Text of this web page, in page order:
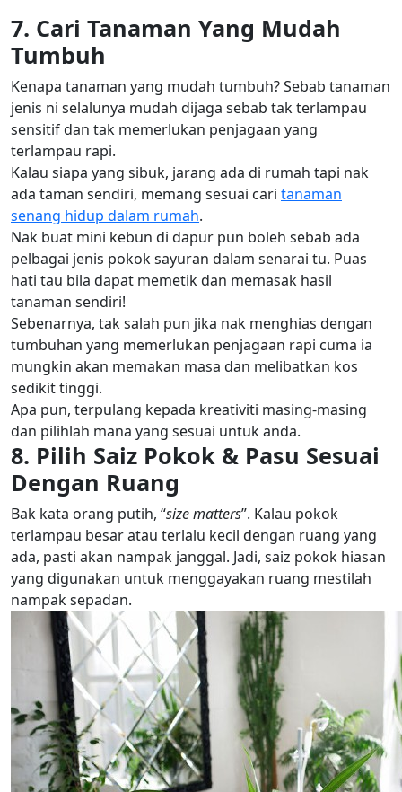
7. Cari Tanaman Yang Mudah
Tumbuh
Kenapa tanaman yang mudah tumbuh? Sebab tanaman
jenis ni selalunya mudah dijaga sebab tak terlampau
sensitif dan tak memerlukan penjagaan yang
terlampau rapi.
Kalau siapa yang sibuk, jarang ada di rumah tapi nak
ada taman sendiri, memang sesuai cari tanaman
senang hidup dalam rumah.
Nak buat mini kebun di dapur pun boleh sebab ada
pelbagai jenis pokok sayuran dalam senarai tu. Puas
hati tau bila dapat memetik dan memasak hasil
tanaman sendiri!
Sebenarnya, tak salah pun jika nak menghias dengan
tumbuhan yang memerlukan penjagaan rapi cuma ia
mungkin akan memakan masa dan melibatkan kos
sedikit tinggi.
Apa pun, terpulang kepada kreativiti masing-masing
dan pilihlah mana yang sesuai untuk anda.
8. Pilih Saiz Pokok & Pasu Sesuai
Dengan Ruang
Bak kata orang putih, “size matters”. Kalau pokok
terlampau besar atau terlalu kecil dengan ruang yang
ada, pasti akan nampak janggal. Jadi, saiz pokok hiasan
yang digunakan untuk menggayakan ruang mestilah
nampak sepadan.